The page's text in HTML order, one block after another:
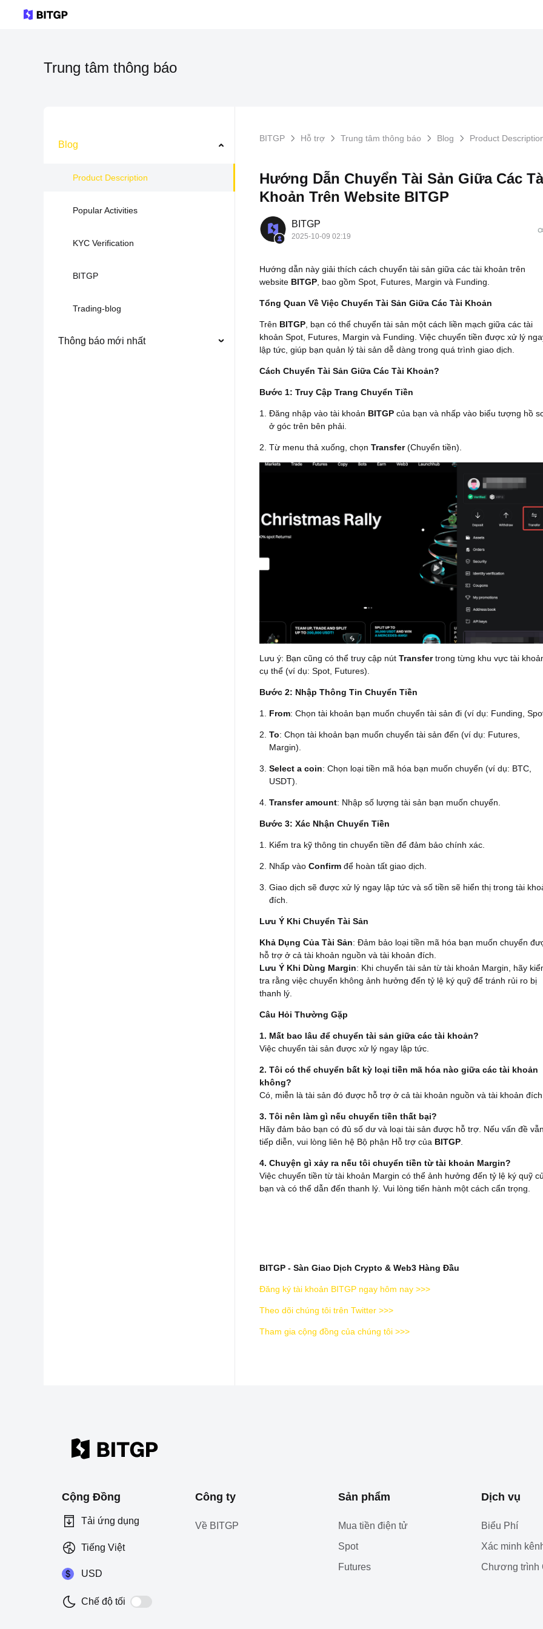
Trung tâm thông báo
Blog
Product Description
Popular Activities
KYC Verification
BITGP
Trading-blog
Thông báo mới nhất
BITGP Hỗ trợ Trung tâm thông báo Blog Product
Hướng Dẫn Chuyển Tài Sản Giữa Các
Khoản Trên Website BITGP
BITGP
2025-10-09 02:19
Hướng dẫn này giải thích cách chuyển tài sản giữa các tài khoản trên
website BITGP , bao gồm Spot, Futures, Margin và Funding.
Tổng Quan Về Việc Chuyển Tài Sản Giữa Các Tài Khoản
Trên BITGP , bạn có thể chuyển tài sản một cách liền mạch giữa các tài
khoản Spot, Futures, Margin và Funding. Việc chuyển tiền được xử lý
lập tức, giúp bạn quản lý tài sản dễ dàng trong quá trình giao dịch.
Cách Chuyển Tài Sản Giữa Các Tài Khoản?
Bước 1: Truy Cập Trang Chuyển Tiền
Đăng nhập vào tài khoản BITGP của bạn và nhấp vào biểu tượng hồ
ở góc trên bên phải.
Từ menu thả xuống, chọn Transfer(Chuyển tiền).
Lưu ý: Bạn cũng có thể truy cập nút Transfertrong từng khu vực tài
cụ thể (ví dụ: Spot, Futures).
Bước 2: Nhập Thông Tin Chuyển Tiền
From: Chọn tài khoản bạn muốn chuyển tài sản đi (ví dụ: Funding,
To: Chọn tài khoản bạn muốn chuyển tài sản đến (ví dụ: Futures,
Margin).
Select a coin: Chọn loại tiền mã hóa bạn muốn chuyển (ví dụ: BTC,
USDT).
Transfer amount: Nhập số lượng tài sản bạn muốn chuyển.
Bước 3: Xác Nhận Chuyển Tiền
Kiểm tra kỹ thông tin chuyển tiền để đảm bảo chính xác.
Nhấp vào Confirm để hoàn tất giao dịch.
Giao dịch sẽ được xử lý ngay lập tức và số tiền sẽ hiển thị trong tài
đích.
Lưu Ý Khi Chuyển Tài Sản
Khả Dụng Của Tài Sản: Đảm bảo loại tiền mã hóa bạn muốn chuyển
hỗ trợ ở cả tài khoản nguồn và tài khoản đích.
Lưu Ý Khi Dùng Margin: Khi chuyển tài sản từ tài khoản Margin, hãy
tra rằng việc chuyển không ảnh hưởng đến tỷ lệ ký quỹ để tránh rủi ro bị
thanh lý.
Câu Hỏi Thường Gặp
1. Mất bao lâu để chuyển tài sản giữa các tài khoản?
Việc chuyển tài sản được xử lý ngay lập tức.
2. Tôi có thể chuyển bất kỳ loại tiền mã hóa nào giữa các tài khoản
không?
Có, miễn là tài sản đó được hỗ trợ ở cả tài khoản nguồn và tài khoản đích.
3. Tôi nên làm gì nếu chuyển tiền thất bại?
Hãy đảm bảo bạn có đủ số dư và loại tài sản được hỗ trợ. Nếu vấn đề vẫn
tiếp diễn, vui lòng liên hệ Bộ phận Hỗ trợ của BITGP
4. Chuyện gì xảy ra nếu tôi chuyển tiền từ tài khoản Margin?
Việc chuyển tiền từ tài khoản Margin có thể ảnh hưởng đến tỷ lệ ký quỹ
bạn và có thể dẫn đến thanh lý. Vui lòng tiến hành một cách cẩn trọng.
BITGP - Sàn Giao Dịch Crypto & Web3 Hàng Đầu
Đăng ký tài khoản BITGP ngay hôm nay >>>
Theo dõi chúng tôi trên Twitter >>>
Tham gia cộng đồng của chúng tôi >>>
Cộng Đồng
Tải ứng dụng
Tiếng Việt
USD
Chế độ tối
Công ty
Về BITGP
Sản phẩm
Mua tiền điện tử
Spot
Futures
Dịch vụ
Biểu Phí
Xác minh
Chương trình